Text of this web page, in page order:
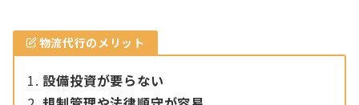
物流代行のメリット
設備投資が要らない